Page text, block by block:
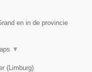
en in de provincie
▼
(Limburg)